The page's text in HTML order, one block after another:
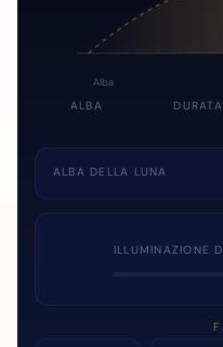
Alba
ALBA
ALBA DELLA LUNA
ILLUMINAZIONE